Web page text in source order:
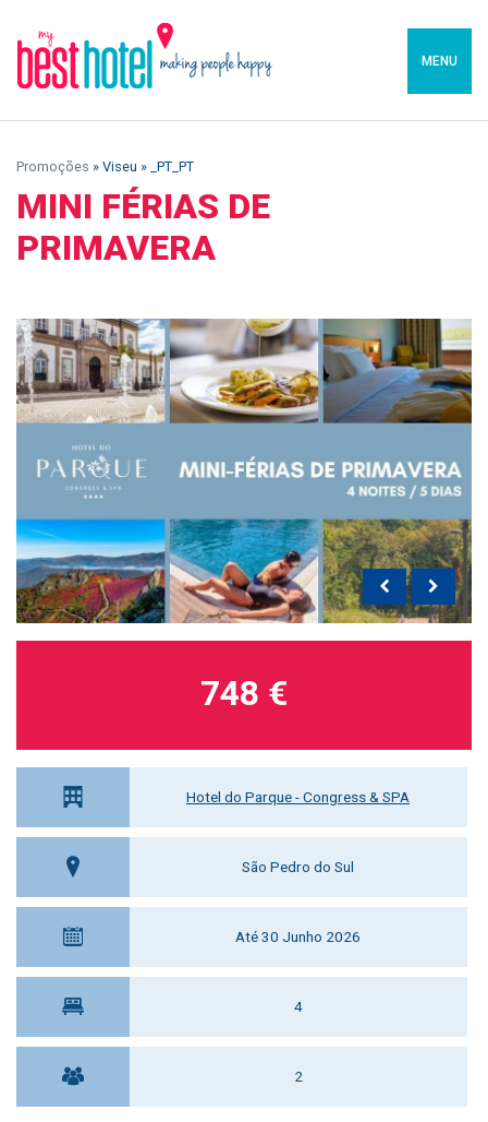
MENU
Promoções » Viseu » _PT_PT
MINI FÉRIAS DE
PRIMAVERA
Hotel do Parque - Congress & SPA
São Pedro do Sul
Até 30 Junho 2026
4
2
748 €